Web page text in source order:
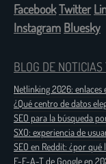
FacebookTwitter
Instagram Bluesky
BLOG DE NOTICIAS
Netlinking 2026: enlaces
¿Qué centro de datos
SEO para la búsqueda
SXO: experiencia de
SEO en Reddit: ¿por qué
E-E-A-T de Google en